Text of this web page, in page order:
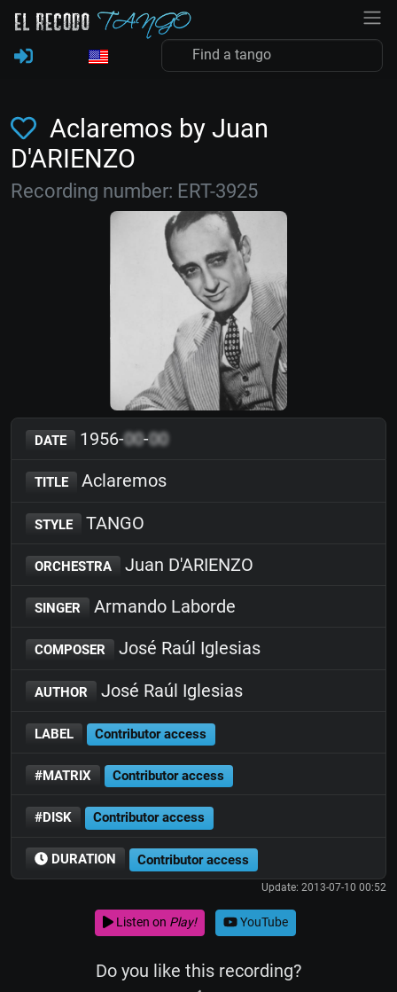
Aclaremos by Juan
D'ARIENZO
Recording number: ERT-3925
DATE 1956-00-00
TITLE Aclaremos
STYLE TANGO
ORCHESTRA Juan D'ARIENZO
SINGER Armando Laborde
COMPOSER José Raúl Iglesias
AUTHOR José Raúl Iglesias
LABEL Contributor access
#MATRIX Contributor access
#DISK Contributor access
DURATION Contributor access
Update: 2013-07-10 00:52
Listen on Play! YouTube
Do you like this recording?